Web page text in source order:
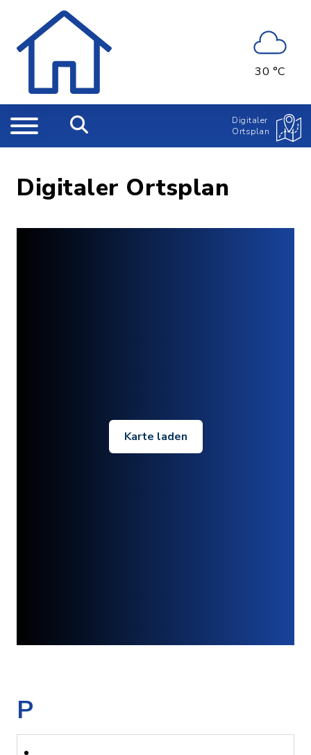
30 °C
Digitaler
Ortsplan
Digitaler Ortsplan
Karte laden
P